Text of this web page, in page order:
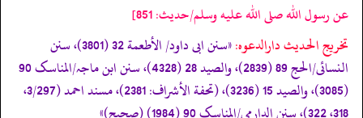
عن رسول الله صلى الله عليه وسلم/حدیث: 851]
تخریج الحدیث دارالدعوہ:
«سنن ابی داود/ الأطعمة 32 (3801)، سنن
النسائی/الحج 89 (2839)، والصید 28 (4328)، سنن ابن ماجہ/المناسک 90
(3085)، والصید 15 (3236)، (تحفة الأشراف: 2381)، مسند احمد (3/297،